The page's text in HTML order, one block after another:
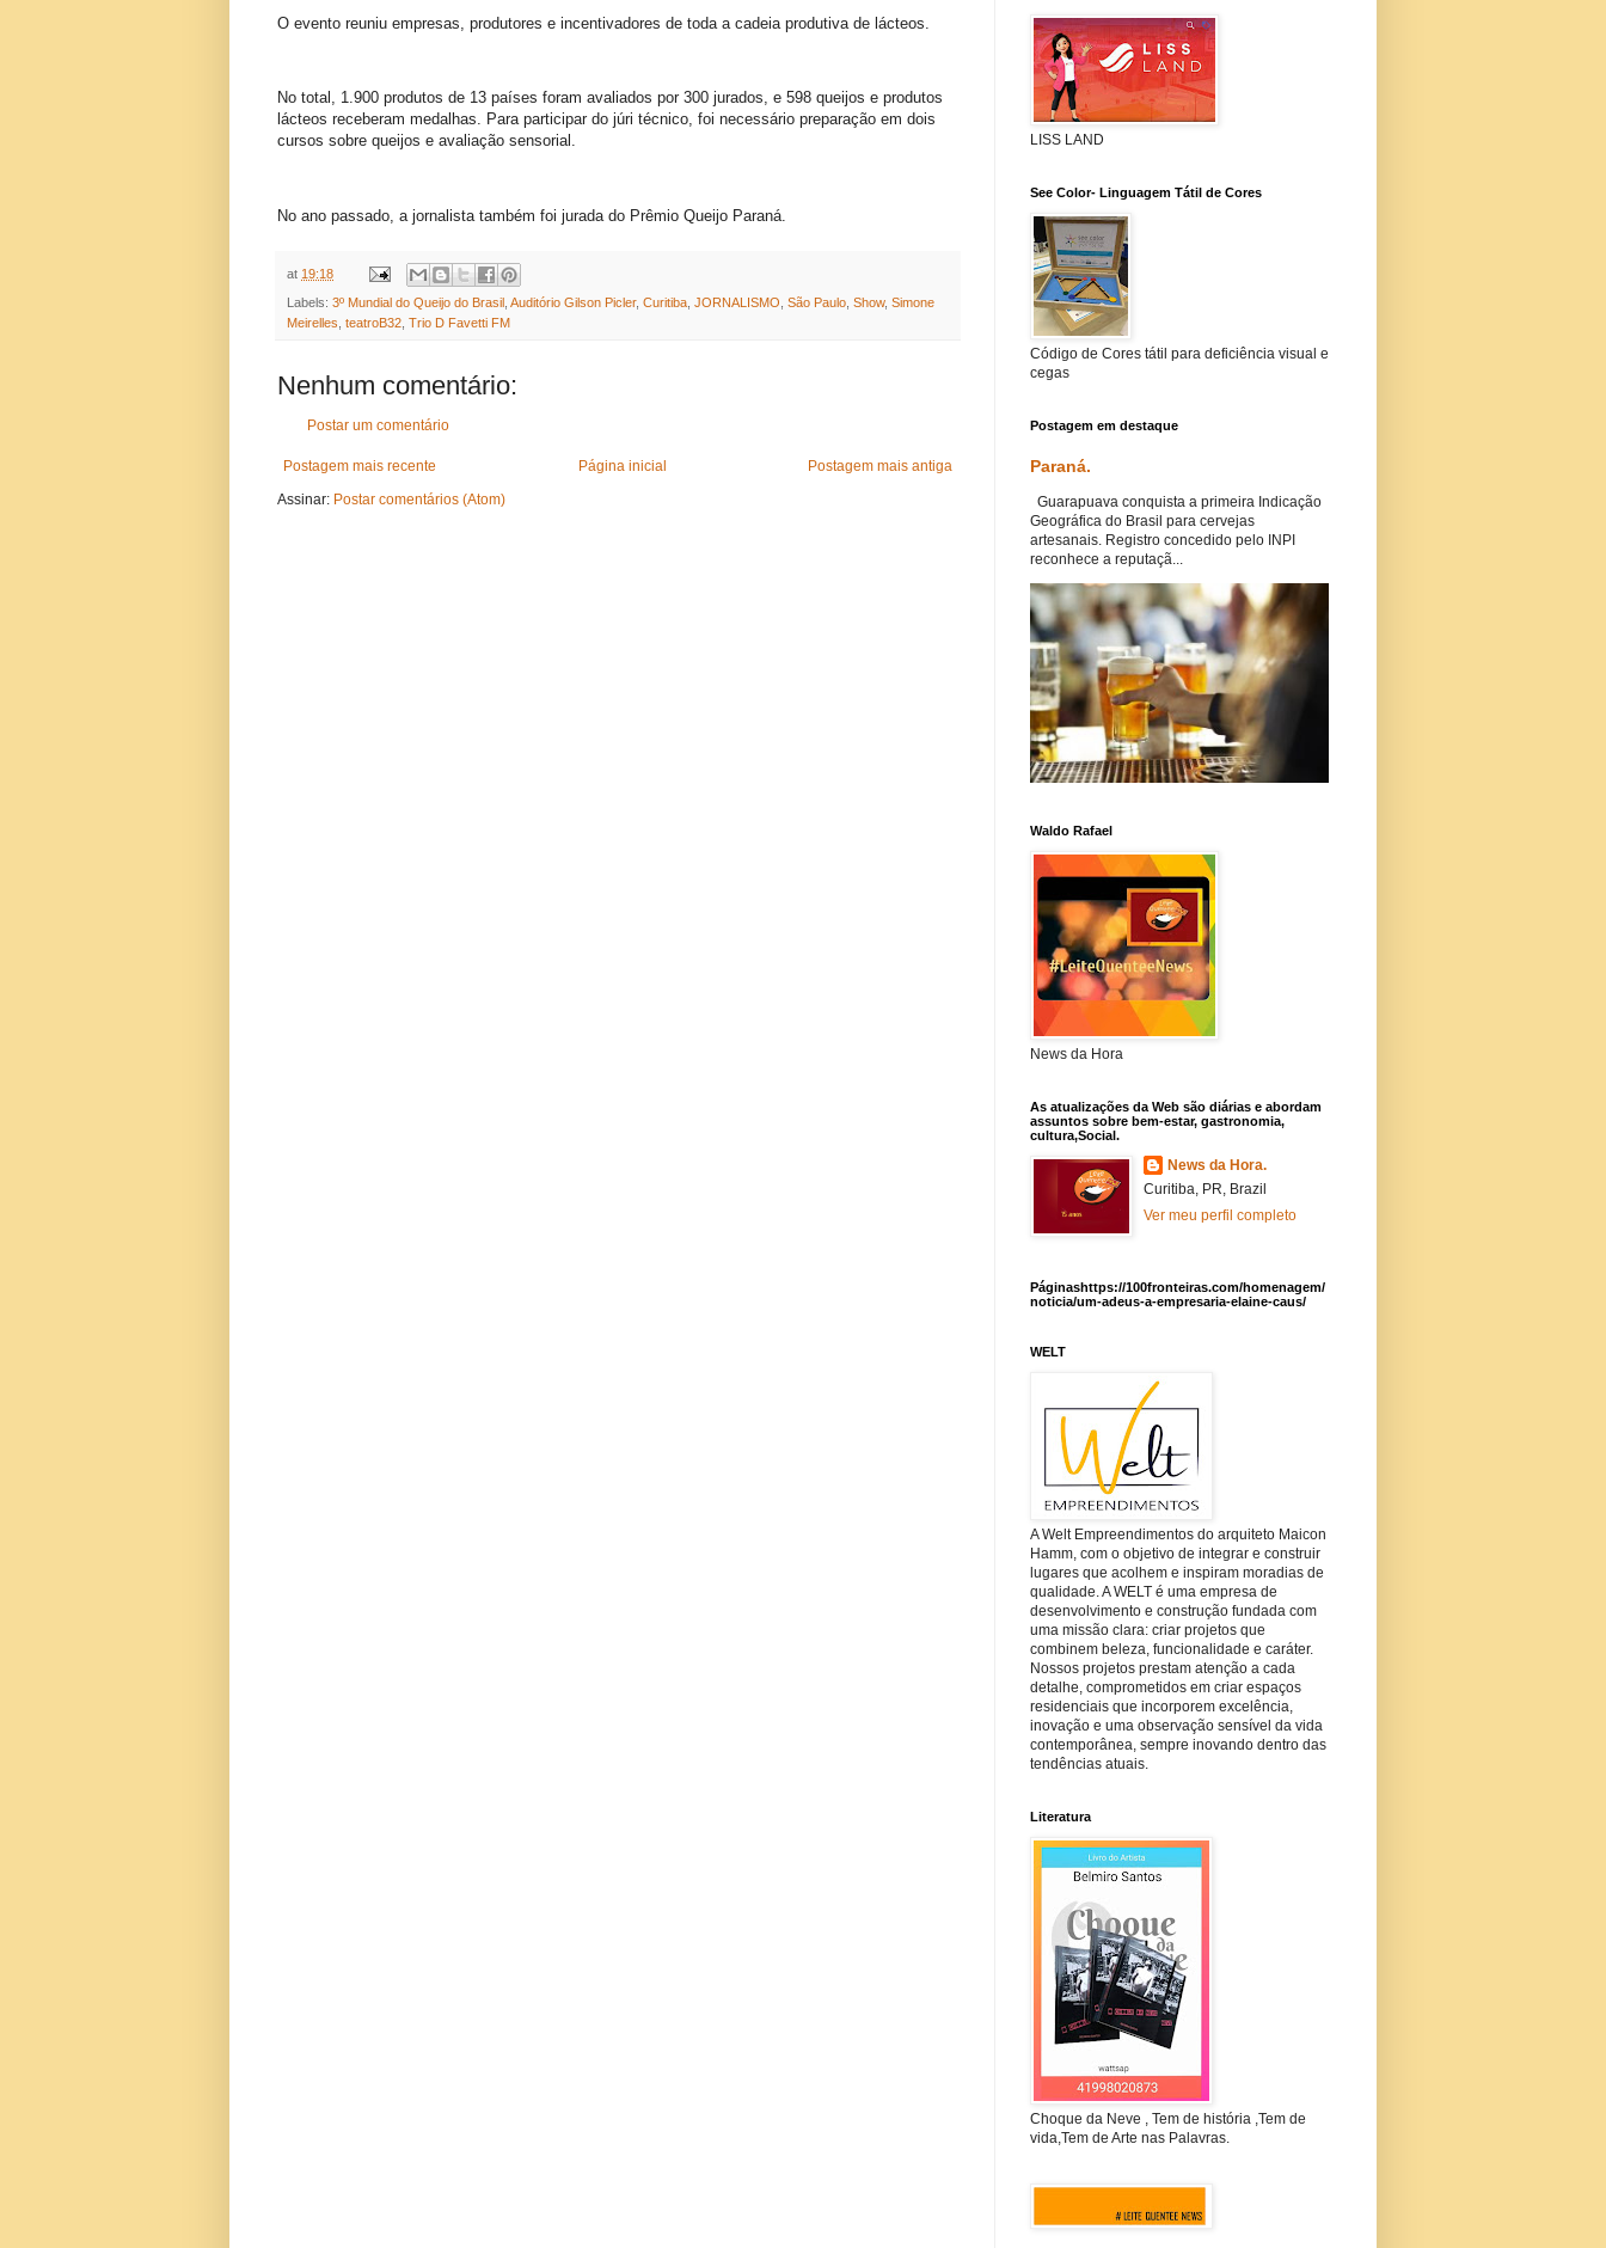
O evento reuniu empresas, produtores e incentivadores de toda a cadeia produtiva de lácteos.
No total, 1.900 produtos de 13 países foram avaliados por 300 jurados, e 598 queijos e produtos
lácteos receberam medalhas. Para participar do júri técnico, foi necessário preparação em dois
cursos sobre queijos e avaliação sensorial.
No ano passado, a jornalista também foi jurada do Prêmio Queijo Paraná.
at 19:18
Labels: 3º Mundial do Queijo do Brasil Auditório Gilson Picler, Curitiba JORNALISMO São Paulo Show, Simone
Meirelles teatroB32 Trio D Favetti FM
Nenhum comentário:
Postar um comentário
Postagem mais recente Postagem mais antiga
Página inicial
Assinar: Postar comentários (Atom)
LISS LAND
See Color- Linguagem Tátil de Cores
Código de Cores tátil para deficiência visual e
cegas
Postagem em destaque
Paraná.
Guarapuava conquista a primeira Indicação
Geográfica do Brasil para cervejas
artesanais. Registro concedido pelo INPI
reconhece a reputaçã...
Waldo Rafael
News da Hora
As atualizações da Web são diárias e abordam
assuntos sobre bem-estar, gastronomia,
cultura,Social.
News da Hora.
Curitiba, PR, Brazil
Ver meu perfil completo
Páginashttps://100fronteiras.com/homenagem/
noticia/um-adeus-a-empresaria-elaine-caus/
WELT
A Welt Empreendimentos do arquiteto Maicon
Hamm, com o objetivo de integrar e construir
lugares que acolhem e inspiram moradias de
qualidade. A WELT é uma empresa de
desenvolvimento e construção fundada com
uma missão clara: criar projetos que
combinem beleza, funcionalidade e caráter.
Nossos projetos prestam atenção a cada
detalhe, comprometidos em criar espaços
residenciais que incorporem excelência,
inovação e uma observação sensível da vida
contemporânea, sempre inovando dentro das
tendências atuais.
Literatura
Choque da Neve , Tem de história ,Tem de
vida,Tem de Arte nas Palavras.